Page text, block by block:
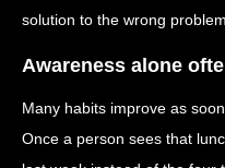
solution to the wrong
Awareness alone
Many habits improve as
Once a person sees that